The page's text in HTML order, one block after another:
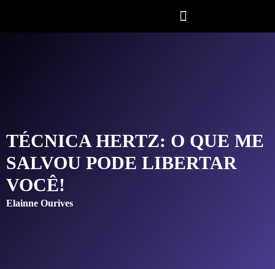
TÉCNICA HERTZ: O QUE ME
SALVOU PODE LIBERTAR
VOCÊ!
Elainne Ourives